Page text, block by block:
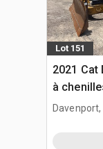
Lot 151
2021 Cat
à
Davenport,